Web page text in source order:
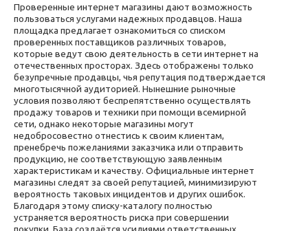
Проверенные интернет магазины дают возможность
пользоваться услугами надежных продавцов. Наша
площадка предлагает ознакомиться со списком
проверенных поставщиков различных товаров,
которые ведут свою деятельность в сети интернет на
отечественных просторах. Здесь отображены только
безупречные продавцы, чья репутация подтверждается
многотысячной аудиторией. Нынешние рыночные
условия позволяют беспрепятственно осуществлять
продажу товаров и техники при помощи всемирной
сети, однако некоторые магазины могут
недобросовестно отнестись к своим клиентам,
пренебречь пожеланиями заказчика или отправить
продукцию, не соответствующую заявленным
характеристикам и качеству. Официальные интернет
магазины следят за своей репутацией, минимизируют
вероятность таковых инцидентов и других ошибок.
Благодаря этому списку-каталогу полностью
устраняется вероятность риска при совершении
покупки. База создаётся усилиями ответственных